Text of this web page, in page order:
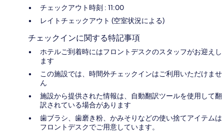
チェックアウト時刻 : 11:00
レイトチェックアウト (空室状況による)
チェックインに関する特記事項
ホテルご到着時にはフロントデスクのスタッフがお迎えし
ます
この施設では、時間外チェックインはご利用いただけませ
ん
施設から提供された情報は、自動翻訳ツールを使用して翻
訳されている場合があります
歯ブラシ、歯磨き粉、かみそりなどの使い捨てアイテムは
フロントデスクでご用意しています。